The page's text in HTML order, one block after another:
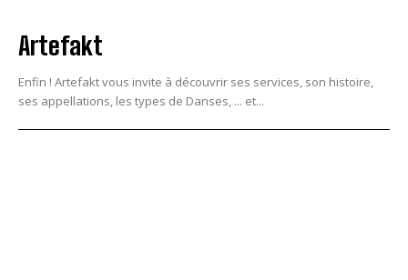
Artefakt
Enfin ! Artefakt vous invite à découvrir ses services, son histoire,
ses appellations, les types de Danses, ... et...